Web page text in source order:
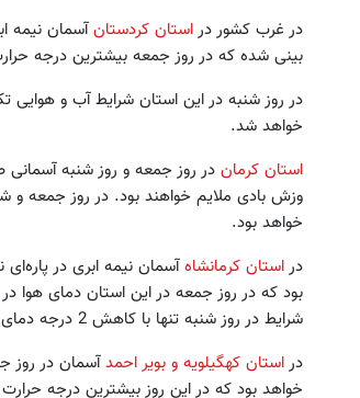
در غرب کشور دراستان کردستانآسمان نیمه
بینی شده که در روز جمعه بیشترین درجه حرارت 18+ و کمترین صفر درجه خواهد
در روز شنبه در این استان شرایط آب و هوایی
خواهد شد.
استان کرمان در روز جمعه و روز شنبه
خواهد بود.
دراستان کرمانشاهآسمان نیمه ابری در پاره‌ای
شرایط در روز شنبه تنها با کاهش 2 درجه دمای هوا در این استان تکرار می‌شود.
دراستان کهگیلویه و بویر احمدآسمان در روز